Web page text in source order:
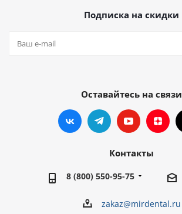
Подписка на скидки
Оставайтесь на связи
Контакты
8 (800) 550-95-75
zakaz@mirdental.ru